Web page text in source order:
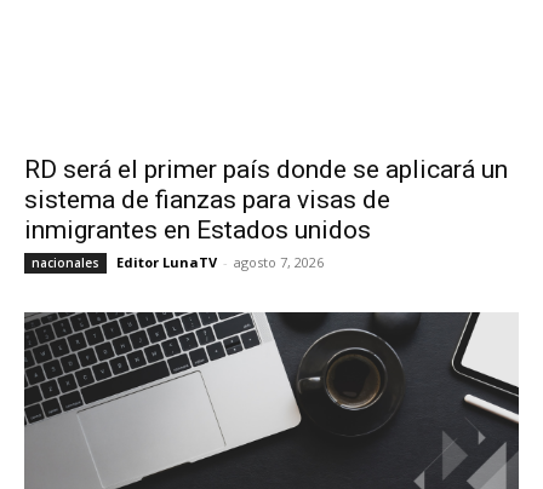
RD será el primer país donde se aplicará un
sistema de fianzas para visas de
inmigrantes en Estados unidos
nacionales Editor LunaTV - agosto 7, 2026